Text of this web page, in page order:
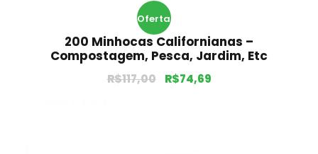
Oferta
!
200 Minhocas Californianas –
Compostagem, Pesca, Jardim, Etc
R$117,00 R$74,69